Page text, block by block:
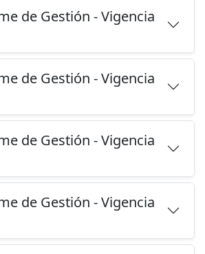
de Gestión - Vigencia
de Gestión - Vigencia
de Gestión - Vigencia
de Gestión - Vigencia